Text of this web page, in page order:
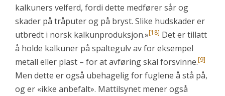
kalkuners velferd, fordi dette medfører sår og
skader på tråputer og på bryst. Slike hudskader er
utbredt i norsk kalkunproduksjon.»[18] Det er tillatt
å holde kalkuner på spaltegulv av for eksempel
metall eller plast – for at avføring skal forsvinne.[9]
Men dette er også ubehagelig for fuglene å stå på,
og er «ikke anbefalt». Mattilsynet mener også